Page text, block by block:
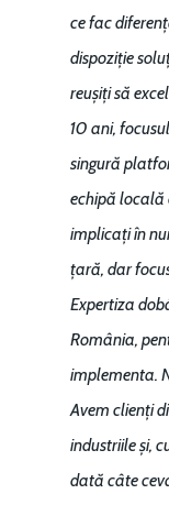
ce fac
dispoziție
reușiți să
10 ani,
singură
echipă locală
implicați în
țară, dar
Expertiza
România,
implementa.
Avem clienți
industriile și,
dată câte